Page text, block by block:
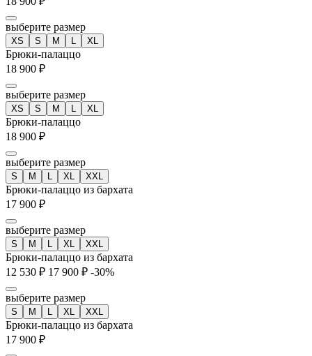
выберите размер
XS S M L XL
Брюки-палаццо
18 900 ₽
выберите размер
XS S M L XL
Брюки-палаццо
18 900 ₽
выберите размер
S M L XL XXL
Брюки-палаццо из бархата
17 900 ₽
выберите размер
S M L XL XXL
Брюки-палаццо из бархата
12 530 ₽ 17 900 ₽ -30%
выберите размер
S M L XL XXL
Брюки-палаццо из бархата
17 900 ₽